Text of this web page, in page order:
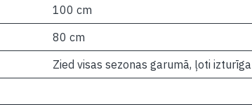
100 cm
80 cm
Zied visas sezonas garumā, ļoti izturīga